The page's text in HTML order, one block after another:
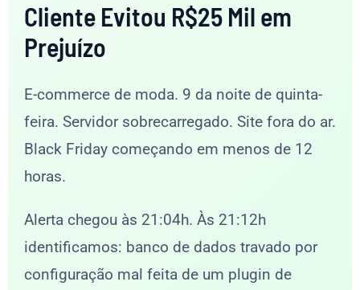
Cliente Evitou R$25 Mil em
Prejuízo
E-commerce de moda. 9 da noite de quinta-
feira. Servidor sobrecarregado. Site fora do ar.
Black Friday começando em menos de 12
horas.
Alerta chegou às 21:04h. Às 21:12h
identificamos: banco de dados travado por
configuração mal feita de um plugin de